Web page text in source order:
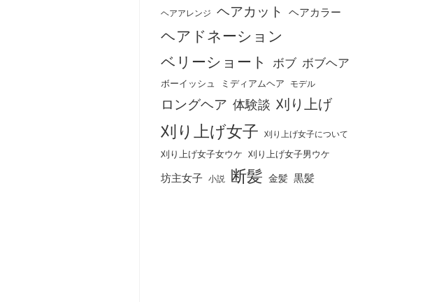
ヘアアレンジ ヘアカット ヘアカラー
ヘアドネーション
ベリーショート
ボブ ボブヘア
ボーイッシュ ミディアムヘア モデル
ロングヘア 体験談 刈り上げ
刈り上げ女子 刈り上げ女子について
刈り上げ女子女ウケ 刈り上げ女子男ウケ
坊主女子 小説 断髪 金髪 黒髪